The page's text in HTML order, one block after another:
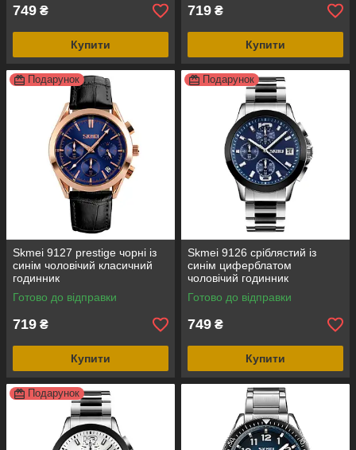
749 ₴
Купити
719 ₴
Купити
Подарунок
Skmei 9127 prestige чорні із
синім чоловічий класичний
годинник
Готово до відправки
719 ₴
Купити
Подарунок
Skmei 9126 сріблястий із
синім циферблатом
чоловічий годинник
Готово до відправки
749 ₴
Купити
Подарунок